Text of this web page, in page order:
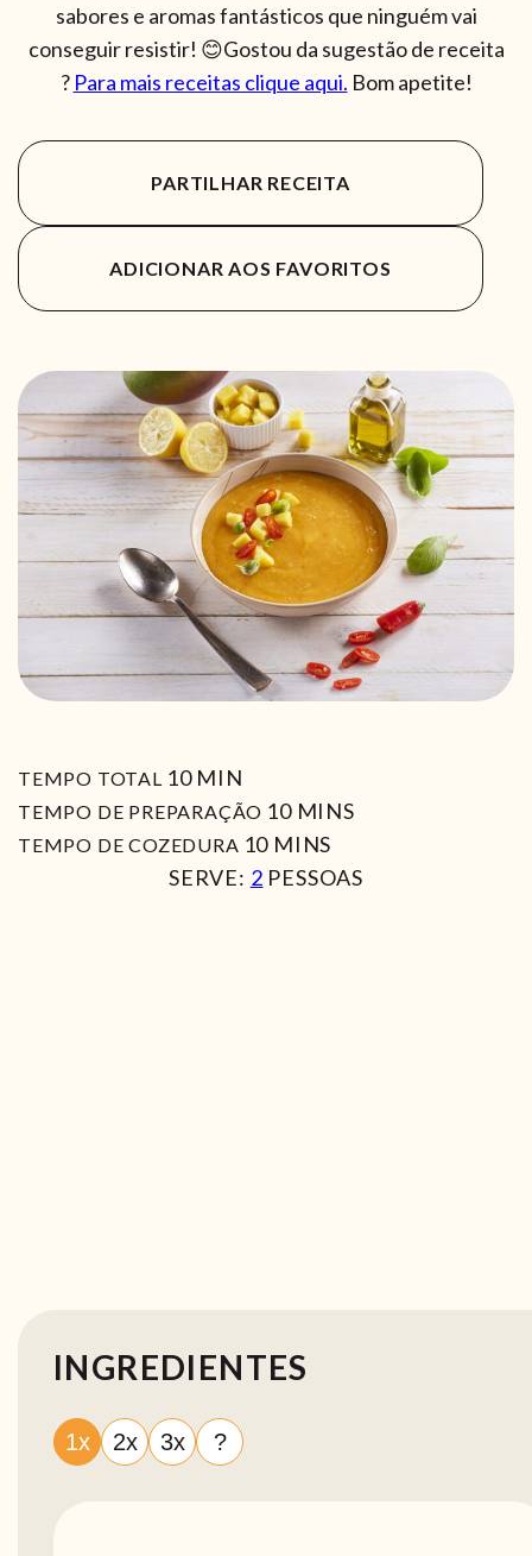
sabores e aromas fantásticos que ninguém vai
conseguir resistir! 😊Gostou da sugestão de receita
? Para mais receitas clique aqui. Bom apetite!
PARTILHAR RECEITA
ADICIONAR AOS FAVORITOS
TEMPO TOTAL 10MIN
MIN
TEMPO DE PREPARAÇÃO 10MIN
MINS
TEMPO DE COZEDURA 10MIN
MINS
SERVE: 2 PESSOAS
INGREDIENTES
1x 2x 3x ?